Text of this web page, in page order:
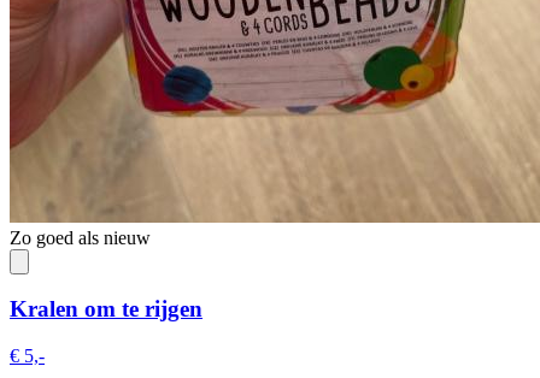
Zo goed als nieuw
Kralen om te rijgen
€ 5,-